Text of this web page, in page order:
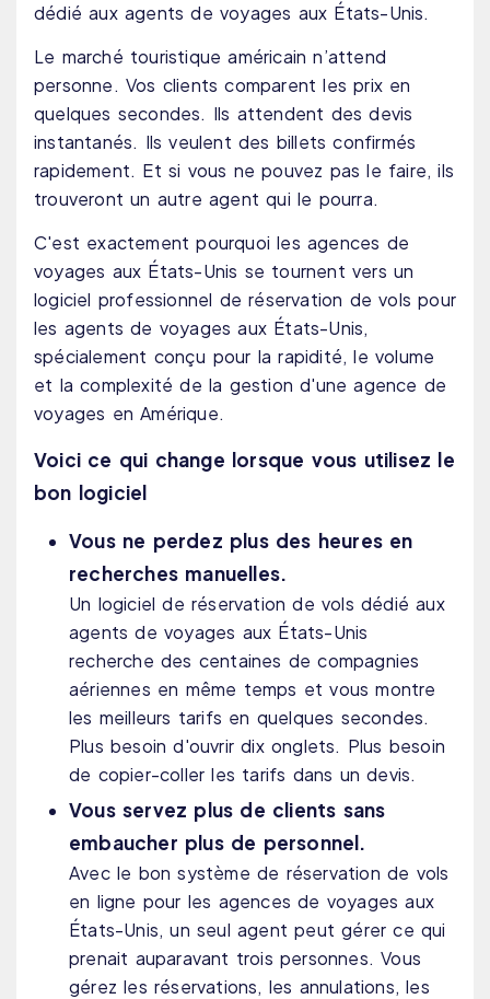
dédié aux agents de voyages aux États-Unis.
Le marché touristique américain n’attend
personne. Vos clients comparent les prix en
quelques secondes. Ils attendent des devis
instantanés. Ils veulent des billets confirmés
rapidement. Et si vous ne pouvez pas le faire, ils
trouveront un autre agent qui le pourra.
C'est exactement pourquoi les agences de
voyages aux États-Unis se tournent vers un
logiciel professionnel de réservation de vols pour
les agents de voyages aux États-Unis,
spécialement conçu pour la rapidité, le volume
et la complexité de la gestion d'une agence de
voyages en Amérique.
Voici ce qui change lorsque vous utilisez le
bon logiciel
Vous ne perdez plus des heures en
recherches manuelles.
Un logiciel de réservation de vols dédié aux
agents de voyages aux États-Unis
recherche des centaines de compagnies
aériennes en même temps et vous montre
les meilleurs tarifs en quelques secondes.
Plus besoin d'ouvrir dix onglets. Plus besoin
de copier-coller les tarifs dans un devis.
Vous servez plus de clients sans
embaucher plus de personnel.
Avec le bon système de réservation de vols
en ligne pour les agences de voyages aux
États-Unis, un seul agent peut gérer ce qui
prenait auparavant trois personnes. Vous
gérez les réservations, les annulations, les